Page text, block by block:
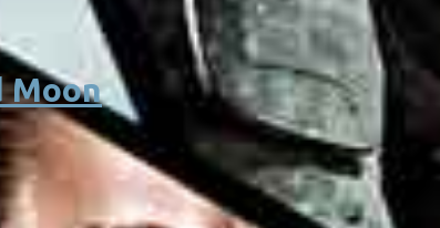
Moon